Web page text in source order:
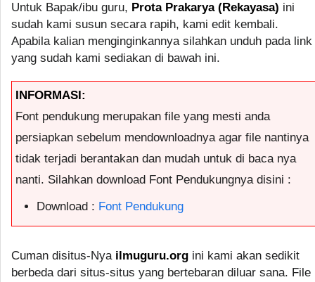
Untuk Bapak/ibu guru, Prota Prakarya (Rekayasa) ini
sudah kami susun secara rapih, kami edit kembali.
Apabila kalian menginginkannya silahkan unduh pada link
yang sudah kami sediakan di bawah ini.
INFORMASI:
Font pendukung merupakan file yang mesti anda
persiapkan sebelum mendownloadnya agar file nantinya
tidak terjadi berantakan dan mudah untuk di baca nya
nanti. Silahkan download Font Pendukungnya disini :
Download : Font Pendukung
Cuman disitus-Nya ilmuguru.org ini kami akan sedikit
berbeda dari situs-situs yang bertebaran diluar sana. File